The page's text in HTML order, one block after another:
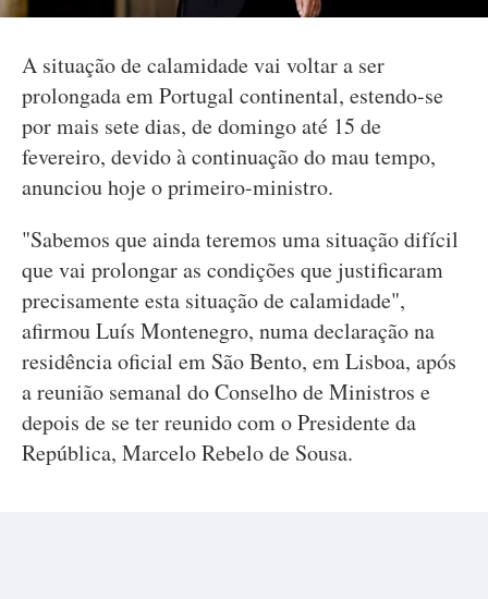
A situação de calamidade vai voltar a ser
prolongada em Portugal continental, estendo-se
por mais sete dias, de domingo até 15 de
fevereiro, devido à continuação do mau tempo,
anunciou hoje o primeiro-ministro.
"Sabemos que ainda teremos uma situação difícil
que vai prolongar as condições que justificaram
precisamente esta situação de calamidade",
afirmou Luís Montenegro, numa declaração na
residência oficial em São Bento, em Lisboa, após
a reunião semanal do Conselho de Ministros e
depois de se ter reunido com o Presidente da
República, Marcelo Rebelo de Sousa.